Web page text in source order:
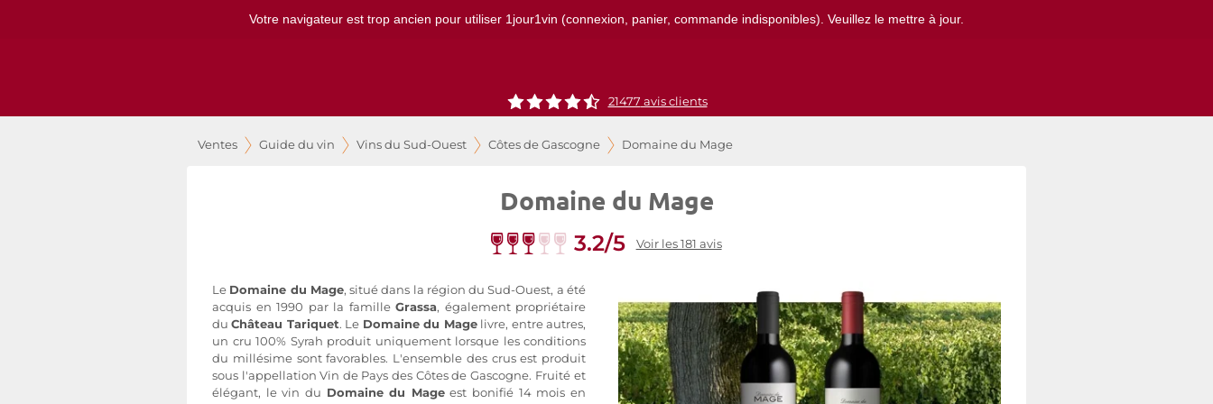
Votre navigateur est trop ancien pour utiliser 1jour1vin (connexion, panier, commande indisponibles). Veuillez le mettre à jour.
21477 avis clients
Ventes Guide du vin Vins du Sud-Ouest Côtes de Gascogne Domaine du Mage
Domaine du Mage
3.2/5 Voir les 181 avis
Le Domaine du Mage, situé dans la région du Sud-Ouest, a été
acquis en 1990 par la famille Grassa, également propriétaire
duChâteau Tariquet. Le Domaine du Mage livre, entre autres,
un cru 100% Syrah produit uniquement lorsque les conditions
du millésime sont favorables. L'ensemble des crus est produit
sous l'appellation Vin de Pays des Côtes de Gascogne. Fruité et
élégant, le vin du Domaine du Mageest bonifié 14 mois en